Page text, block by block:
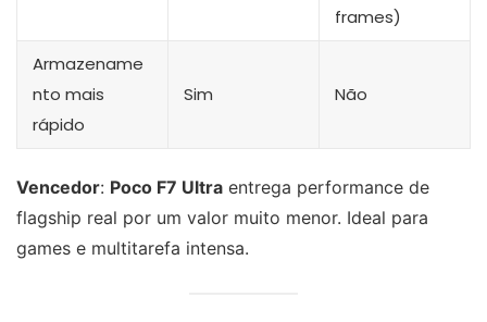
frames)
Armazename
nto mais
rápido
Sim Não
Vencedor: Poco F7 Ultra entrega performance de
flagship real por um valor muito menor. Ideal para
games e multitarefa intensa.